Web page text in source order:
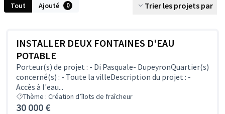
Tout Ajouté 0 Trier les projets par
INSTALLER DEUX FONTAINES D'EAU
POTABLE
Porteur(s) de projet : - Di Pasquale- DupeyronQuartier(s)
concerné(s) : - Toute la villeDescription du projet : -
Accès à l'eau...
Thème : Création d’îlots de fraîcheur
30 000 €